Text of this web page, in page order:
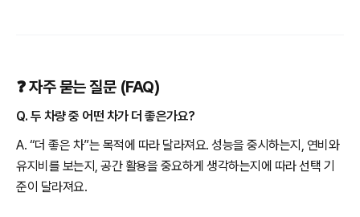
❓ 자주 묻는 질문 (FAQ)
Q. 두 차량 중 어떤 차가 더 좋은가요?
A. “더 좋은 차”는 목적에 따라 달라져요. 성능을 중시하는지, 연비와
유지비를 보는지, 공간 활용을 중요하게 생각하는지에 따라 선택 기
준이 달라져요.